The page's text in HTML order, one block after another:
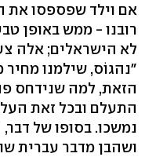
אם וילד שפספסו את
רובנו - ממש באופן
לא הישראלים; אלה
"נהגוֹס, שילמנו
הזאת, למה שנידחס
התעלם ובכל זאת
נמשכו. בסופו של
ושהבן מדבר עברית